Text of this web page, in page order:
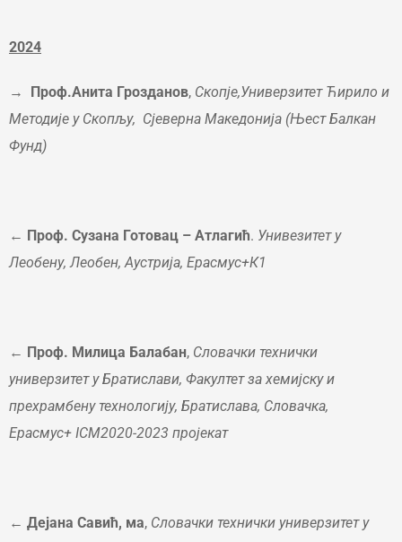
2024
→ Проф.Анита Грозданов, Скопје,Универзитет Ћирило и
Методије у Скопљу, Сјеверна Македонија (Њест Балкан
Фунд)
← Проф. Сузана Готовац – Атлагић. Унивезитет у
Леобену, Леобен, Аустрија, Ерасмус+К1
← Проф. Милица Балабан, Словачки технички
универзитет у Братислави, Факултет за хемијску и
прехрамбену технологију, Братислава, Словачка,
Ерасмус+ ICM2020-2023 пројекат
← Дејана Савић, ма, Словачки технички универзитет у